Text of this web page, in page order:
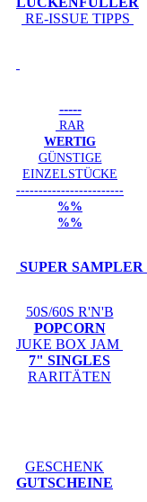
RE-ISSUE TIPPS
-----
RAR
WERTIG
GÜNSTIGE
EINZELSTÜCKE
------------------------
%%
%%
SUPER SAMPLER
50S/60S R'N'B
POPCORN
JUKE BOX JAM
7" SINGLES
RARITÄTEN
GESCHENK
GUTSCHEINE